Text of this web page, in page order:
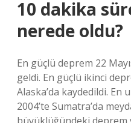
10 dakika
nerede oldu?
En güçlü deprem 22
geldi. En güçlü ikinci
Alaska’da kaydedildi. En
2004’te Sumatra’da